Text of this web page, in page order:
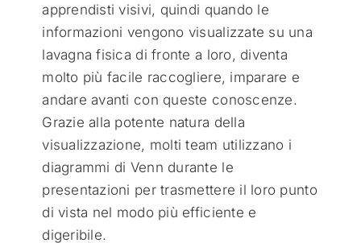
apprendisti visivi, quindi quando le
informazioni vengono visualizzate su una
lavagna fisica di fronte a loro, diventa
molto più facile raccogliere, imparare e
andare avanti con queste conoscenze.
Grazie alla potente natura della
visualizzazione, molti team utilizzano i
diagrammi di Venn durante le
presentazioni per trasmettere il loro punto
di vista nel modo più efficiente e
digeribile.